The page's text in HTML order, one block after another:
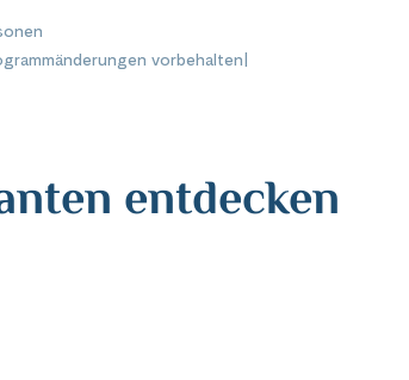
vorbehalten
entdecken